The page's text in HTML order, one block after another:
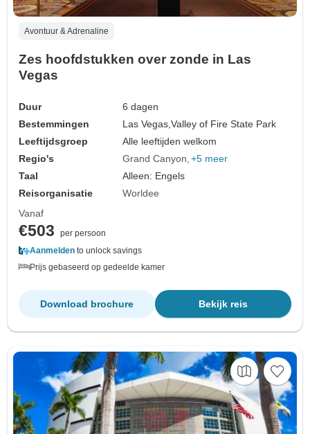
Avontuur & Adrenaline
Zes hoofdstukken over zonde in Las
Vegas
Duur
6 dagen
Bestemmingen
Las Vegas,Valley of Fire State Park
Leeftijdsgroep
Alle leeftijden welkom
Regio's
Grand Canyon +5 meer
Taal
Alleen: Engels
Reisorganisatie
Worldee
Vanaf
€503
per persoon
Aanmelden to unlock savings
Prijs gebaseerd op gedeelde kamer
Bekijk reis
Download brochure